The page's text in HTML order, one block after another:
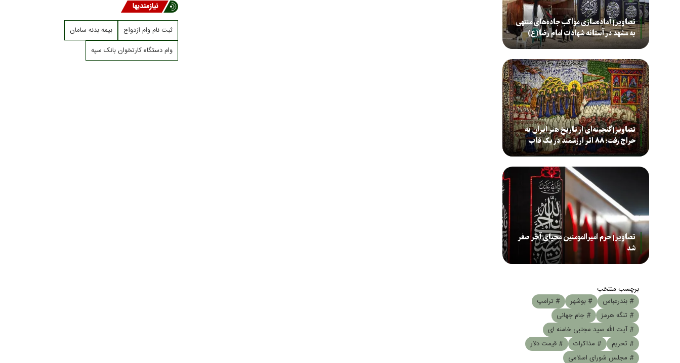
تصاویر| آماده‌سازی مواکب جاده‌های منتهی
به مشهد در آستانه شهادت امام رضا(ع)
تصاویر| گنجینه‌ای از تاریخ هنر ایران به
حراج رفت؛ ۸۸ اثر ارزشمند در یک قاب
تصاویر| حرم امیرالمومنین محیای آخر صفر
شد
برچسب منتخب
# بندرعباس
# بوشهر
# ترامپ
# تنگه هرمز
# جام جهانی
# آیت الله سید مجتبی خامنه ای
# تحریم
# مذاکرات
# قیمت دلار
# مجلس شورای اسلامی
نیازمندیها
ثبت نام وام ازدواج
بیمه بدنه سامان
وام دستگاه کارتخوان بانک سپه